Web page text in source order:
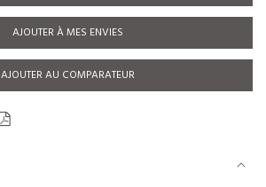
AJOUTER À MES ENVIES
AJOUTER AU COMPARATEUR